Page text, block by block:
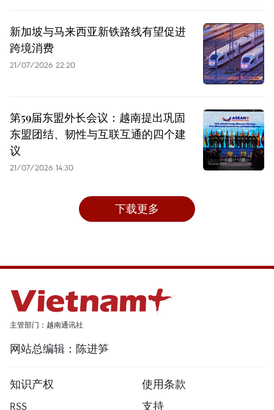
新加坡与马来西亚新铁路线有望促进
跨境消费
21/07/2026 22:20
第59届东盟外长会议：越南提出巩固
东盟团结、韧性与互联互通的四个建
议
21/07/2026 14:30
下载更多
主管部门：越南通讯社
网站总编辑：陈进笋
知识产权
使用条款
RSS
支持